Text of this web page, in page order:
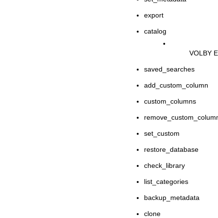
export
catalog
•
VOLBY
saved_searches
add_custom_column
custom_columns
set_custom
restore_database
check_library
list_categories
backup_metadata
clone